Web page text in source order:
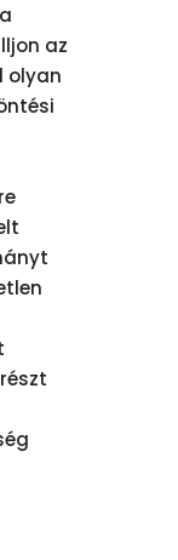
az
olyan